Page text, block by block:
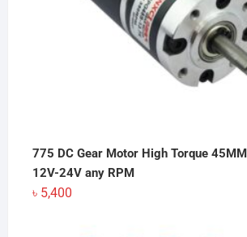
775 DC Gear Motor High Torque
12V-24V any RPM
৳ 5,400